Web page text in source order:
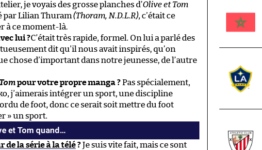
je voyais des grosse planches d’Olive et Tom
par Lilian Thuram(Thoram, N.D.L.R), c’était ce
à ce moment-là.
lui ?C’était très rapide, formel. On lui a parlé des
dit qu’il nous avait inspirés, qu’on
chose d’important dans notre jeunesse, de l’autre
pour votre propre manga ? Pas spécialement,
j’aimerais intégrer un sport, une discipline
de foot, donc ce serait soit mettre du foot
» un sport.
et Tom quand…
de la série à la télé? Je suis vite fait, mais ce sont